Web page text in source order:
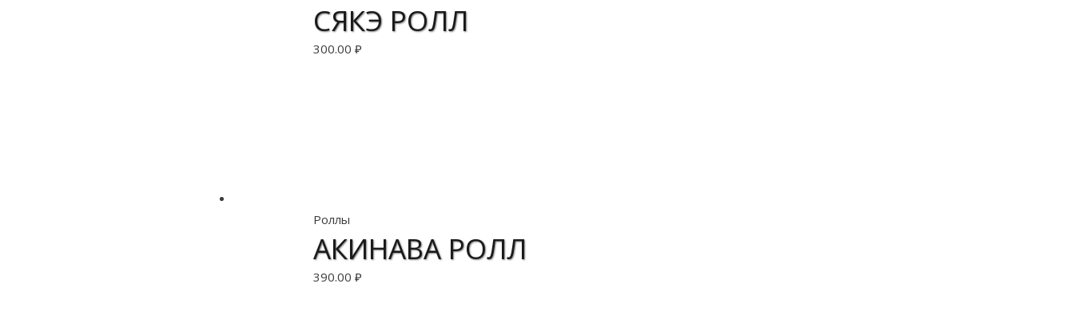
СЯКЭ РОЛЛ
300.00₽
Роллы
АКИНАВА РОЛЛ
390.00₽